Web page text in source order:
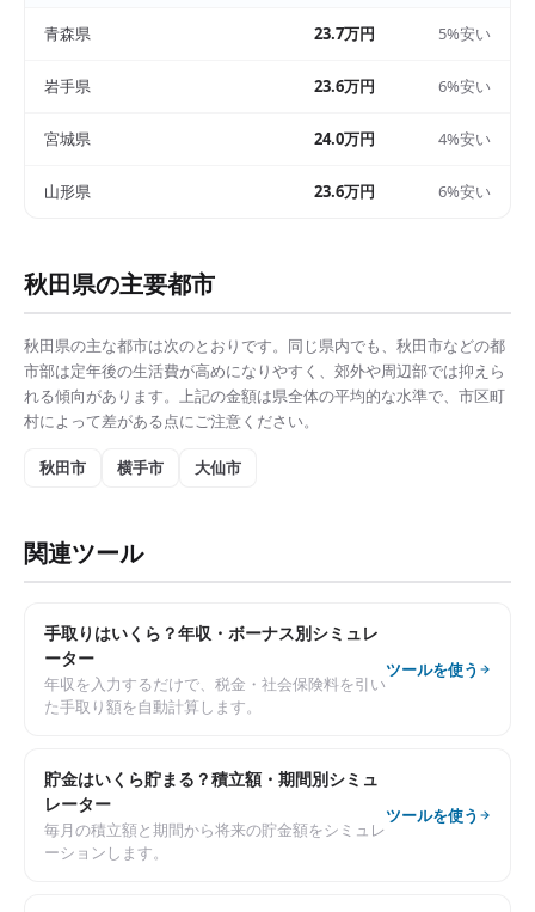
青森県 23.7万円 5%安い
岩手県 23.6万円 6%安い
宮城県 24.0万円 4%安い
山形県 23.6万円 6%安い
秋田県の主要都市
秋田県の主な都市は次のとおりです。同じ県内でも、 秋田市などの都
市部は定年後の生活費が高めになりやすく、郊外や周辺部では抑えら
れる傾向があります。上記の金額は県全体の平均的な水準で、市区町
村によって差がある点にご注意ください。
秋田市 横手市 大仙市
関連ツール
手取りはいくら？年収・ボーナス別シミュレ
ーター
年収を入力するだけで、税金・社会保険料を引い
た手取り額を自動計算します。
ツールを使う
貯金はいくら貯まる？積立額・期間別シミュ
レーター
毎月の積立額と期間から将来の貯金額をシミュレ
ーションします。
ツールを使う